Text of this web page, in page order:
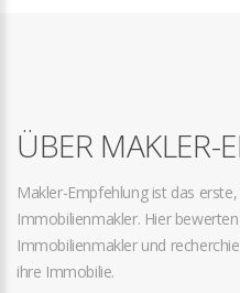
ÜBER MAKLER-
Makler-Empfehlung ist das
Immobilienmakler. Hier
Immobilienmakler und
ihre Immobilie.